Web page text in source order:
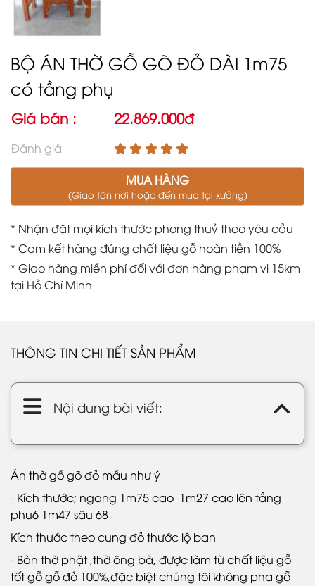
BỘ ÁN THỜ GỖ GÕ ĐỎ DÀI 1m75
có tầng phụ
Giá bán : 22.869.000đ
Đánh giá
MUA HÀNG
(Giao tận nơi hoặc đến mua tại xưởng)
* Nhận đặt mọi kích thước phong thuỷ theo yêu cầu
* Cam kết hàng đúng chất liệu gỗ hoàn tiền 100%
* Giao hàng miễn phí đối với đơn hàng phạm vi 15km
tại Hồ Chí Minh
THÔNG TIN CHI TIẾT SẢN PHẨM
Nội dung bài viết:
Án thờ gỗ gõ đỏ mẫu như ý
- Kích thước; ngang 1m75 cao 1m27 cao lên tầng
phu6 1m47 sâu 68
Kích thước theo cung đỏ thước lộ ban
- Bàn thờ phật ,thờ ông bà, được làm từ chất liệu gỗ
tốt gỗ gỗ đỏ 100%,đặc biệt chúng tôi không pha gỗ